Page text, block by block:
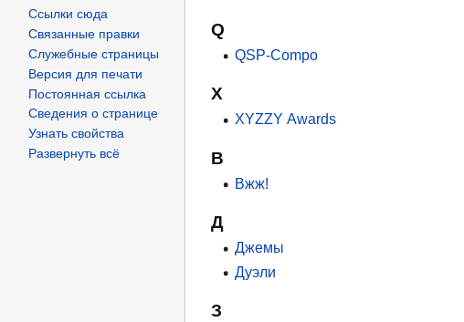
Q
QSP-Compo
X
XYZZY Awards
В
Вжж!
Д
Джемы
Дуэли
З
Ссылки сюда
Связанные правки
Служебные страницы
Версия для печати
Постоянная ссылка
Сведения о странице
Узнать свойства
Развернуть всё